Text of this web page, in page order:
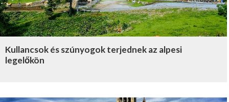
Kullancsok és szúnyogok terjednek az alpesi
legelőkön